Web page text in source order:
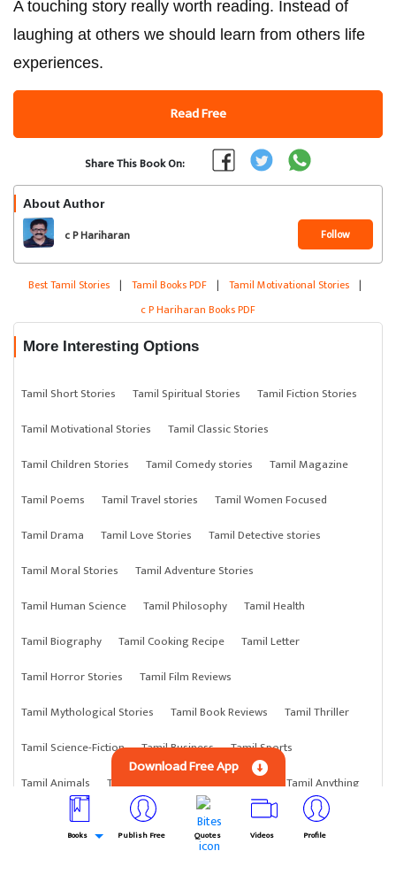
A touching story really worth reading. Instead of
laughing at others we should learn from others life
experiences.
Read Free
Share This Book On:
About Author
c P Hariharan Follow
Best Tamil Stories | Tamil Books PDF | Tamil Motivational Stories |
c P Hariharan Books PDF
More Interesting Options
Tamil Short Stories Tamil Spiritual Stories
Tamil Fiction Stories
Tamil Motivational Stories
Tamil Classic Stories
Tamil Children Stories
Tamil Comedy stories
Tamil Magazine
Tamil Poems
Tamil Travel stories
Tamil Women Focused
Tamil Drama
Tamil Love Stories
Tamil Detective stories
Tamil Moral Stories
Tamil Adventure Stories
Tamil Human Science
Tamil Philosophy
Tamil Health
Tamil Biography
Tamil Cooking Recipe
Tamil Letter
Tamil Horror Stories
Tamil Film Reviews
Tamil Mythological Stories
Tamil Book Reviews
Tamil Thriller
Tamil Science-Fiction
Tamil Business
Tamil Sports
Tamil Animals
Tamil Astrology Tamil Science
Tamil Anything
Tamil Crime Stories
Download Free App
Books Publish Free Quotes Videos Profile